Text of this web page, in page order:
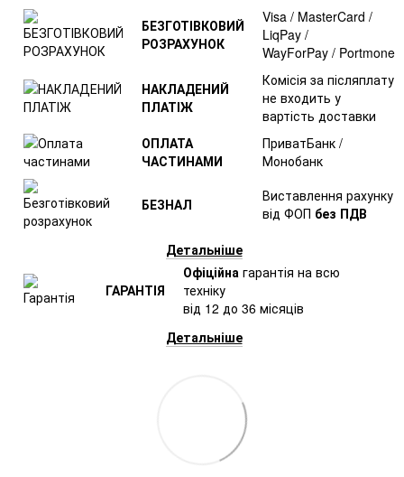
БЕЗГОТІВКОВИЙ
РОЗРАХУНОК
Visa / MasterCard /
LiqPay /
WayForPay / Portmone
НАКЛАДЕНИЙ
ПЛАТІЖ
Комісія за післяплату
не входить у
вартість доставки
ОПЛАТА
ЧАСТИНАМИ
ПриватБанк /
Монобанк
БЕЗНАЛ
Виставлення рахунку
від ФОП без ПДВ
Детальніше
ГАРАНТІЯ
Офіційна гарантія на всю
техніку
від 12 до 36 місяців
Детальніше